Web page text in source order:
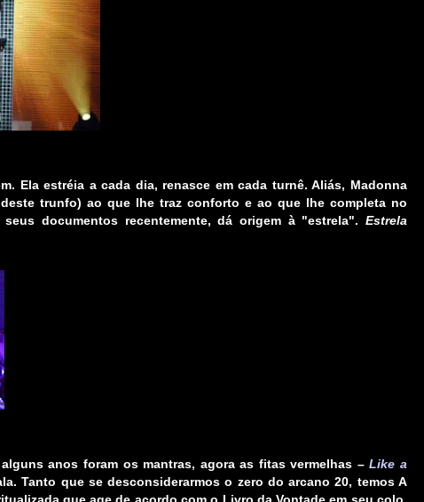
Ela estréia a cada dia, renasce em cada turnê. Aliás, Madonna
trunfo) ao que lhe traz conforto e ao que lhe completa no
documentos recentemente, dá origem à "estrela". Estrela
anos foram os mantras, agora as fitas vermelhas –Like a
Tanto que se desconsiderarmos o zero do arcano 20, temos A